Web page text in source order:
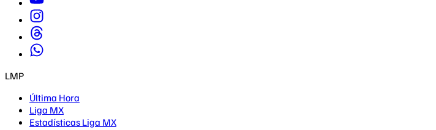
LMP
Última Hora
Liga MX
Estadísticas Liga MX